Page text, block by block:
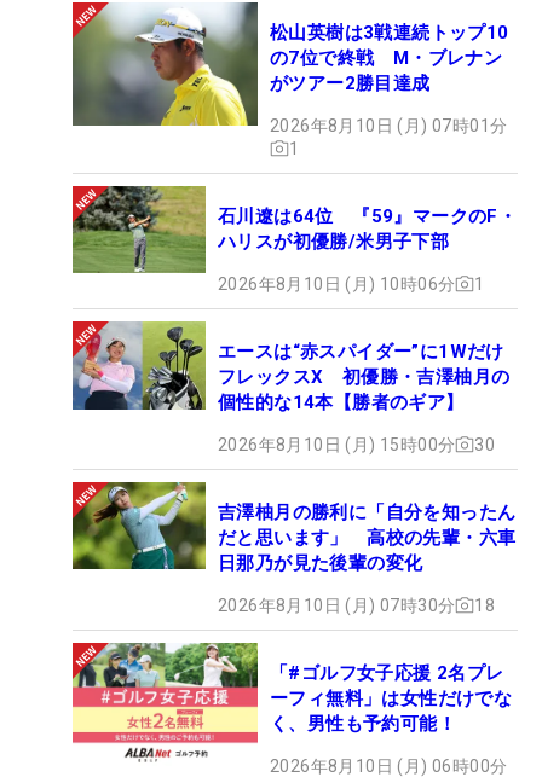
松山英樹は3戦連続トップ10
の7位で終戦 M・ブレナン
がツアー2勝目達成
2026年8月10日 (月) 07時01分
1
石川遼は64位 『59』マークのF・
ハリスが初優勝/米男子下部
2026年8月10日 (月) 10時06分 1
エースは“赤スパイダー”に1Wだけ
フレックスX 初優勝・吉澤柚月の
個性的な14本【勝者のギア】
2026年8月10日 (月) 15時00分 30
吉澤柚月の勝利に「自分を知ったん
だと思います」 高校の先輩・六車
日那乃が見た後輩の変化
2026年8月10日 (月) 07時30分 18
「#ゴルフ女子応援 2名プレ
ーフィ無料」は女性だけでな
く、男性も予約可能！
2026年8月10日 (月) 06時00分